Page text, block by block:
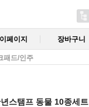
페이지 장바구니
패드/인주
스탬프 동물 10종세트